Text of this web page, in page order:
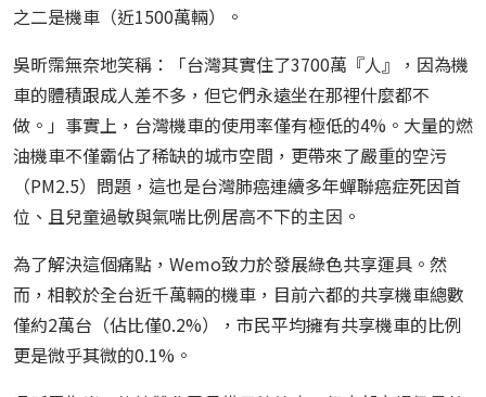
之二是機車（近1500萬輛）。
吳昕霈無奈地笑稱：「台灣其實住了3700萬『人』，因為機
車的體積跟成人差不多，但它們永遠坐在那裡什麼都不
做。」事實上，台灣機車的使用率僅有極低的4%。大量的燃
油機車不僅霸佔了稀缺的城市空間，更帶來了嚴重的空污
（PM2.5）問題，這也是台灣肺癌連續多年蟬聯癌症死因首
位、且兒童過敏與氣喘比例居高不下的主因。
為了解決這個痛點，Wemo致力於發展綠色共享運具。然
而，相較於全台近千萬輛的機車，目前六都的共享機車總數
僅約2萬台（佔比僅0.2%），市民平均擁有共享機車的比例
更是微乎其微的0.1%。